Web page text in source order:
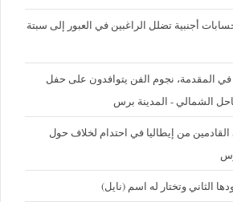
أجنبية تضلل الراغبين في العبور إلى سبتة
المقدمة، نجوم الفن يتوافدون على حفل
الشمالي - المدينة برس
من إيطاليا في احتدام لخلاف حول
الثاني وتختار له اسم (نايل)